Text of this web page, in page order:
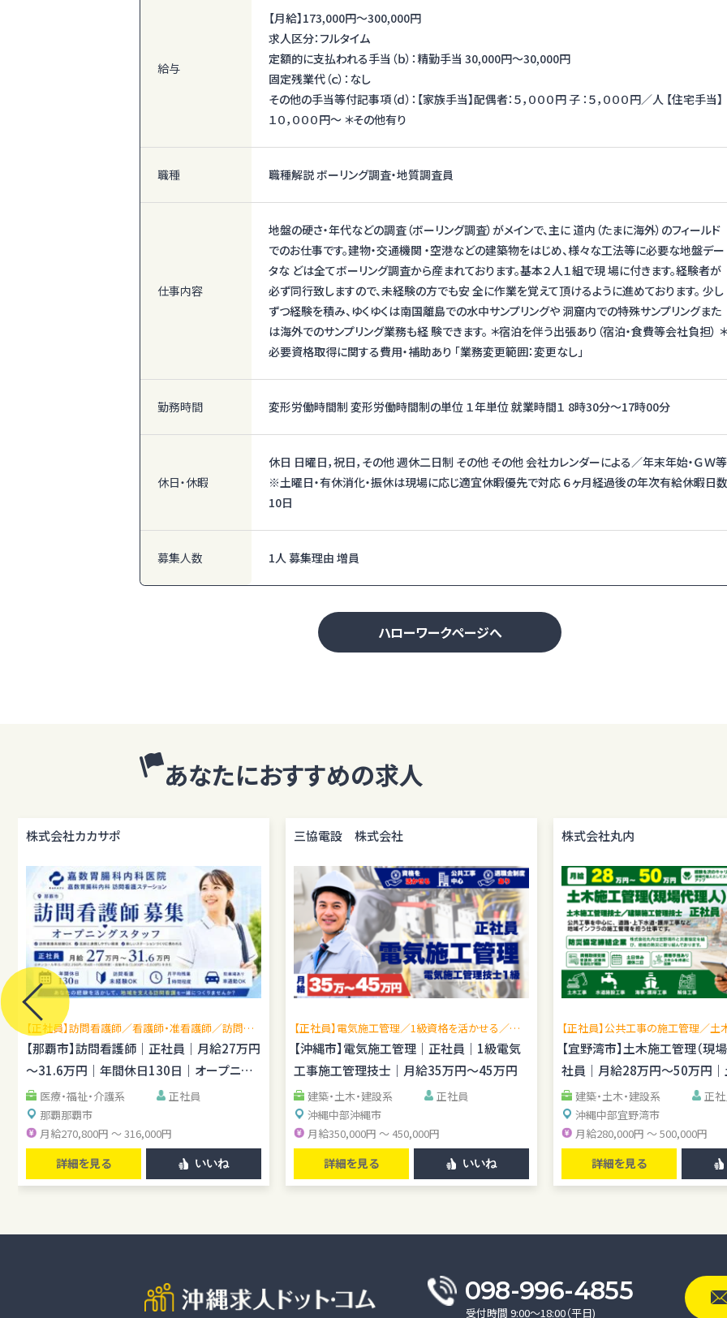
給与
【月給】173,000円〜300,000円
求人区分：フルタイム
定額的に支払われる手当（ｂ）：精勤手当 30,000円〜30,000円
固定残業代（ｃ）：なし
その他の手当等付記事項（ｄ）：【家族手当】配偶者：５，０００円 子 ：５，０００円／人 【住宅手当】
１０，０００円～ ＊その他有り
職種 職種解説 ボーリング調査・地質調査員
仕事内容
地盤の硬さ・年代などの調査（ボーリング調査）がメインで、主に 道内（たまに海外）のフィールド
でのお仕事です。建物・交通機関 ・空港などの建築物をはじめ、様々な工法等に必要な地盤デー
タな どは全てボーリング調査から産まれております。基本２人１組で現 場に付きます。経験者が
必ず同行致しますので、未経験の方でも安 全に作業を覚えて頂けるように進めております。 少し
ずつ経験を積み、ゆくゆくは南国離島での水中サンプリングや 洞窟内での特殊サンプリングまた
は海外でのサンプリング業務も経 験できます。 ＊宿泊を伴う出張あり（宿泊・食費等会社負担） ＊
必要資格取得に関する費用・補助あり 「業務変更範囲：変更なし」
勤務時間 変形労働時間制 変形労働時間制の単位 １年単位 就業時間１ 8時30分〜17時00分
休日・休暇
休日 日曜日，祝日，その他 週休二日制 その他 その他 会社カレンダーによる／年末年始・ＧＷ等
※土曜日・有休消化・振休は現場に応じ適宜休暇優先で対応 ６ヶ月経過後の年次有給休暇日数
10日
募集人数 1人 募集理由 増員
ハローワークページへ
あなたにおすすめの求人
株式会社カカサポ
【正社員】訪問看護師／看護師・准看護師／訪問看
護未経験OK／月平均残業1時間程度／駐車場あり
【那覇市】訪問看護師｜正社員｜月給27万円
～31.6万円｜年間休日130日｜オープニン
グスタッフ
医療・福祉・介護系
正社員
那覇那覇市
月給270,800円 ～ 316,000円
詳細を見る いいね
三協電設 株式会社
【正社員】電気施工管理／1級資格を活かせる／現
場管理経験を広げられる／公共工事中心／転勤な
し
【沖縄市】電気施工管理｜正社員｜1級電気
工事施工管理技士｜月給35万円～45万円
建築・土木・建設系
正社員
沖縄中部沖縄市
月給350,000円 ～ 450,000円
詳細を見る いいね
株式会社丸内
【正社員】公共工事の施工管理／土
理技士歓迎／賞与年2回／無料駐
管理経験を活かせる
【宜野湾市】土木施工管理（現
社員｜月給28万円～50万円
資格手当あり
建築・土木・建設系
正
沖縄中部宜野湾市
月給280,000円 ～ 500,000円
詳細を見る
098-996-4855
受付時間 9:00〜18:00（平日)